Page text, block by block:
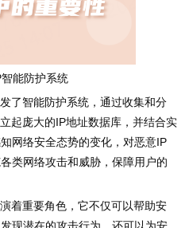
能防护系统
了智能防护系统，通过收集和分
起庞大的IP地址数据库，并结合实
网络安全态势的变化，对恶意IP
类网络攻击和威胁，保障用户的
着重要角色，它不仅可以帮助安